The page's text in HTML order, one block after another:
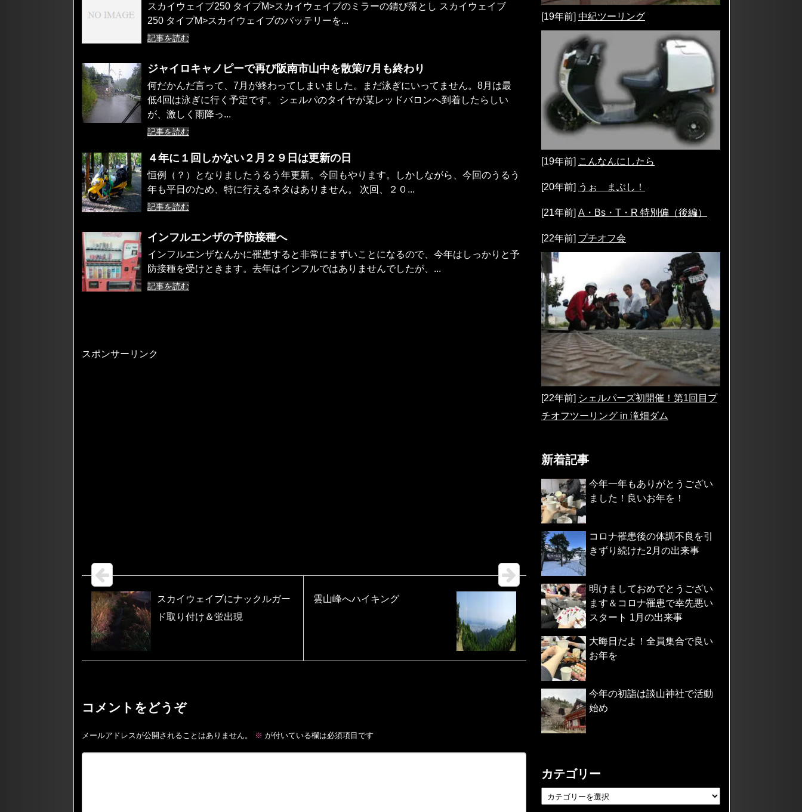
スカイウェイブ250 タイプM>スカイウェイブのミラーの錆び落とし スカイウェイブ
250 タイプM>スカイウェイブのバッテリーを...
記事を読む
ジャイロキャノピーで再び阪南市山中を散策/7月も終わり
何だかんだ言って、7月が終わってしまいました。まだ泳ぎにいってません。8月は最
低4回は泳ぎに行く予定です。 シェルパのタイヤが某レッドバロンへ到着したらしい
が、激しく雨降っ...
記事を読む
４年に１回しかない２月２９日は更新の日
恒例（？）となりましたうるう年更新。今回もやります。しかしながら、今回のうるう
年も平日のため、特に行えるネタはありません。 次回、２０...
記事を読む
インフルエンザの予防接種へ
インフルエンザなんかに罹患すると非常にまずいことになるので、今年はしっかりと予
防接種を受けときます。去年はインフルではありませんでしたが、...
記事を読む
スポンサーリンク
スカイウェイブにナックルガー
ド取り付け＆蛍出現
雲山峰へハイキング
コメントをどうぞ
メールアドレスが公開されることはありません。 ※ が付いている欄は必須項目です
[19年前] 中紀ツーリング
[19年前] こんなんにしたら
[20年前] うぉ まぶし！
[21年前] A・Bs・T・R 特別偏（後編）
[22年前] プチオフ会
[22年前] シェルパーズ初開催！第1回目プ
チオフツーリング in 滝畑ダム
新着記事
今年一年もありがとうござい
ました！良いお年を！
コロナ罹患後の体調不良を引
きずり続けた2月の出来事
明けましておめでとうござい
ます＆コロナ罹患で幸先悪い
スタート 1月の出来事
大晦日だよ！全員集合で良い
お年を
今年の初詣は談山神社で活動
始め
カテゴリー